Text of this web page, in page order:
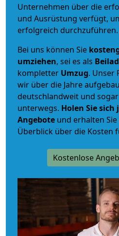
Unternehmen über die
und Ausrüstung verfügt,
erfolgreich durchzuführen.
Bei uns können Sie
umziehen, sei es als
kompletter Umzug. Unser
wir über die Jahre
deutschlandweit und
unterwegs. Holen Sie
Angebote und erhalten
Überblick über die Kosten
Kostenlose